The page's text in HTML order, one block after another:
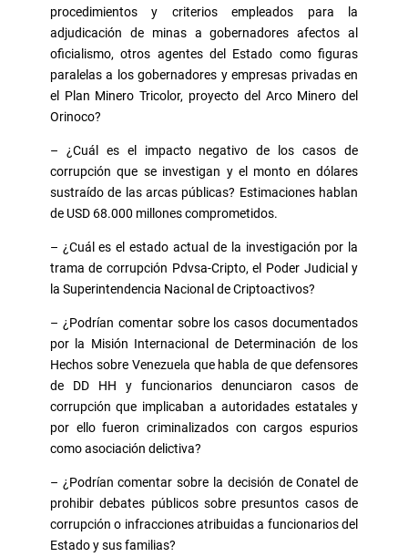
procedimientos y criterios empleados para la
adjudicación de minas a gobernadores afectos al
oficialismo, otros agentes del Estado como figuras
paralelas a los gobernadores y empresas privadas en
el Plan Minero Tricolor, proyecto del Arco Minero del
Orinoco?
– ¿Cuál es el impacto negativo de los casos de
corrupción que se investigan y el monto en dólares
sustraído de las arcas públicas? Estimaciones hablan
de USD 68.000 millones comprometidos.
– ¿Cuál es el estado actual de la investigación por la
trama de corrupción Pdvsa-Cripto, el Poder Judicial y
la Superintendencia Nacional de Criptoactivos?
– ¿Podrían comentar sobre los casos documentados
por la Misión Internacional de Determinación de los
Hechos sobre Venezuela que habla de que defensores
de DD HH y funcionarios denunciaron casos de
corrupción que implicaban a autoridades estatales y
por ello fueron criminalizados con cargos espurios
como asociación delictiva?
– ¿Podrían comentar sobre la decisión de Conatel de
prohibir debates públicos sobre presuntos casos de
corrupción o infracciones atribuidas a funcionarios del
Estado y sus familias?